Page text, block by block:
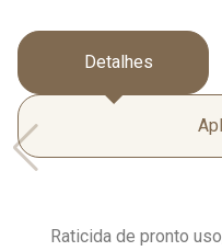
Detalhes
Raticida de pronto